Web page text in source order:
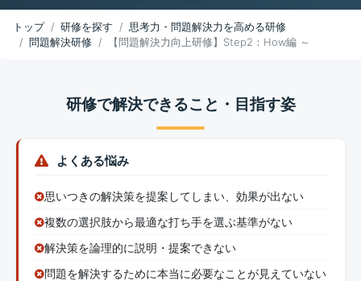
トップ 研修を探す
思考力・問題解決力を高める研修
問題解決研修
【問題解決力向上研修】Step2：How編 ～
研修で解決できること・目指す姿
よくある悩み
思いつきの解決策を提案してしまい、効果が出ない
複数の選択肢から最適な打ち手を選ぶ基準がない
解決策を論理的に説明・提案できない
問題を解決するために本当に必要なことが見えていない